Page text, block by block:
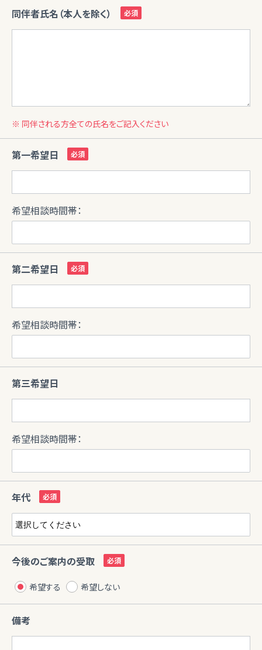
同伴者氏名（本人を除く）
※ 同伴される方全ての氏名をご記入ください
第一希望日
希望相談時間帯：
第二希望日
希望相談時間帯：
第三希望日
希望相談時間帯：
年代
今後のご案内の受取
希望する 希望しない
備考